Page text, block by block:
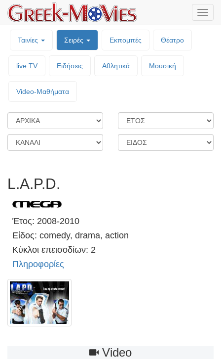
Ταινίες Σειρές Εκπομπές Θέατρο
live TV Ειδήσεις Αθλητικά Μουσική
Video-Mαθήματα
L.A.P.D.
Έτος: 2008-2010
Είδος: comedy, drama, action
Κύκλοι επεισοδίων: 2
Πληροφορίες
Video